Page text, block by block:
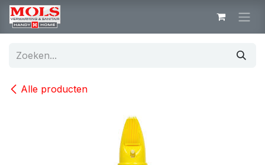
Overslaan naar inhoud
Alle producten